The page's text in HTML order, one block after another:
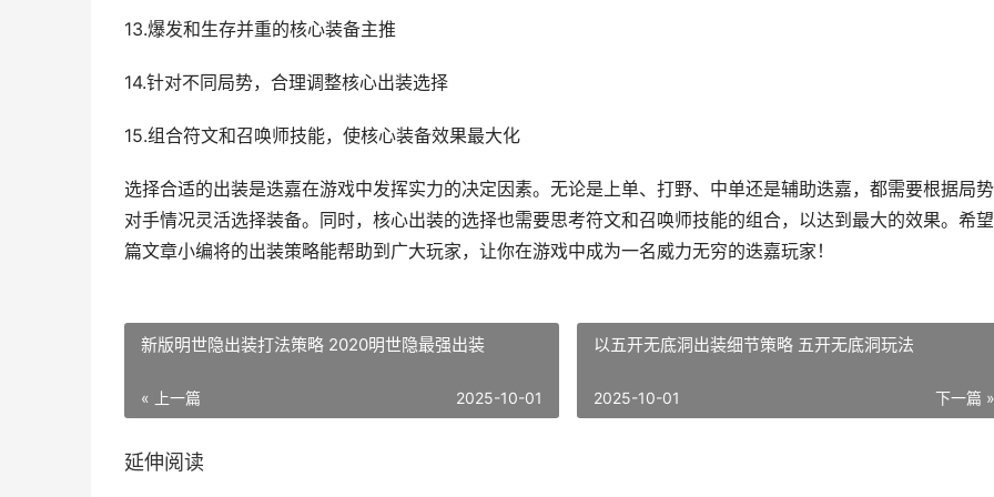
13.爆发和生存并重的核心装备主推
14.针对不同局势，合理调整核心出装选择
15.组合符文和召唤师技能，使核心装备效果最大化
选择合适的出装是迭嘉在游戏中发挥实力的决定因素。无论是上单、打野、中单还是辅助迭嘉，都需要根据局
对手情况灵活选择装备。同时，核心出装的选择也需要思考符文和召唤师技能的组合，以达到最大的效果。希
篇文章小编将的出装策略能帮助到广大玩家，让你在游戏中成为一名威力无穷的迭嘉玩家！
新版明世隐出装打法策略 2020明世隐最强出装
« 上一篇 2025-10-01
以五开无底洞出装细节策略 五开无底洞玩法
下一篇 »
2025-10-01
延伸阅读